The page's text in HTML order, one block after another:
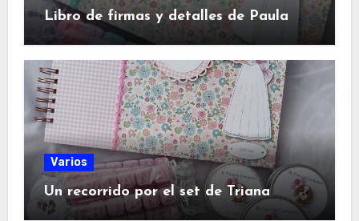
Libro de firmas y detalles de Paula
Varios
Un recorrido por el set de Triana